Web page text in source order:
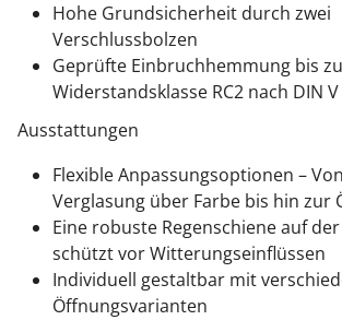
Hohe Grundsicherheit durch zwei
Verschlussbolzen
Geprüfte Einbruchhemmung bis
Widerstandsklasse RC2 nach DIN
Ausstattungen
Flexible Anpassungsoptionen –
Verglasung über Farbe bis hin zur
Eine robuste Regenschiene auf
schützt vor Witterungseinflüssen
Individuell gestaltbar mit
Öffnungsvarianten